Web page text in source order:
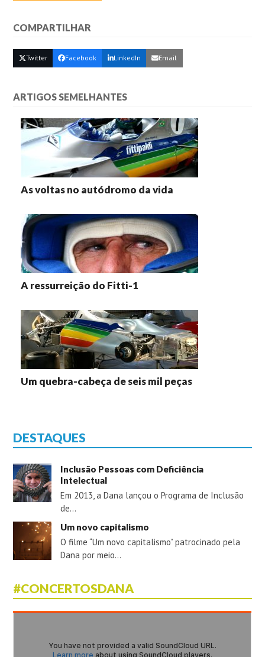
COMPARTILHAR
Twitter Facebook LinkedIn Email
ARTIGOS SEMELHANTES
As voltas no autódromo da vida
A ressurreição do Fitti-1
Um quebra-cabeça de seis mil peças
DESTAQUES
Inclusão Pessoas com Deficiência
Intelectual
Em 2013, a Dana lançou o Programa de Inclusão
de…
Um novo capitalismo
O filme “Um novo capitalismo” patrocinado pela
Dana por meio…
#CONCERTOSDANA